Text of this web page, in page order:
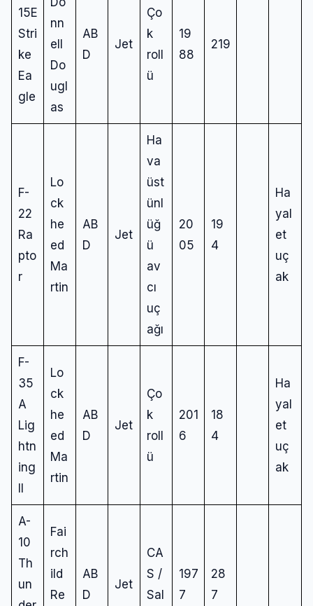
15E
Stri
ke
Ea
gle
nn
ell
Do
ugl
as
AB
D
Jet
Ço
k
roll
ü
19
88
219
F-
22
Ra
pto
r
Lo
ck
he
ed
Ma
rtin
AB
D
Jet
Ha
va
üst
ünl
üğ
ü
av
cı
uç
ağı
20
05
19
4
Ha
yal
et
uç
ak
F-
35
A
Lig
htn
ing
II
Lo
ck
he
ed
Ma
rtin
AB
D
Jet
Ço
k
roll
ü
201
6
18
4
Ha
yal
et
uç
ak
A-
10
Th
un
Fai
rch
ild
Re
AB
D
Jet
CA
S /
Sal
197
7
28
7